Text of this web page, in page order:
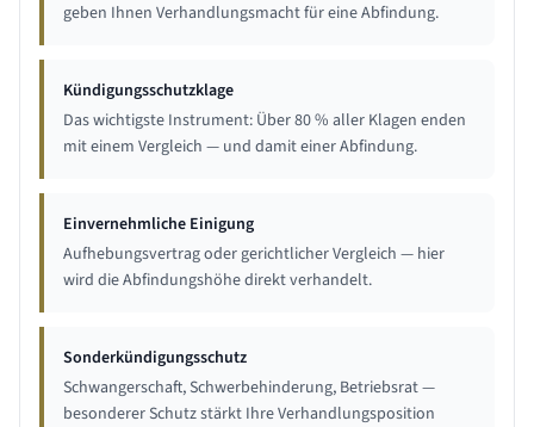
geben Ihnen Verhandlungsmacht für eine Abfindung.
Kündigungsschutzklage
Das wichtigste Instrument: Über 80 % aller Klagen enden
mit einem Vergleich — und damit einer Abfindung.
Einvernehmliche Einigung
Aufhebungsvertrag oder gerichtlicher Vergleich — hier
wird die Abfindungshöhe direkt verhandelt.
Sonderkündigungsschutz
Schwangerschaft, Schwerbehinderung, Betriebsrat —
besonderer Schutz stärkt Ihre Verhandlungsposition